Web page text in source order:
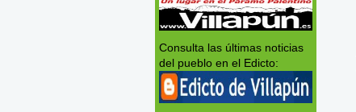
Consulta las últimas noticias
del pueblo en el Edicto: